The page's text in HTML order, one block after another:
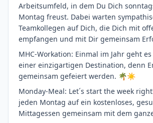
Arbeitsumfeld, in dem Du Dich
Montag freust. Dabei warten
Teamkollegen auf Dich, die Dich mit
empfangen und mit Dir gemeinsam
MHC-Workation: Einmal im Jahr geht
einer einzigartigen Destination, denn
gemeinsam gefeiert werden. 🌴☀️
Monday-Meal: Let´s start the week
jeden Montag auf ein kostenloses,
Mittagessen gemeinsam mit dem